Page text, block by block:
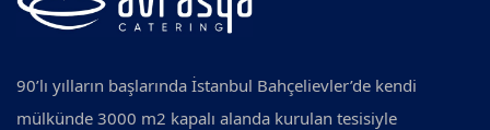
90’lı yılların başlarında İstanbul Bahçelievler’de kendi
mülkünde 3000 m2 kapalı alanda kurulan tesisiyle